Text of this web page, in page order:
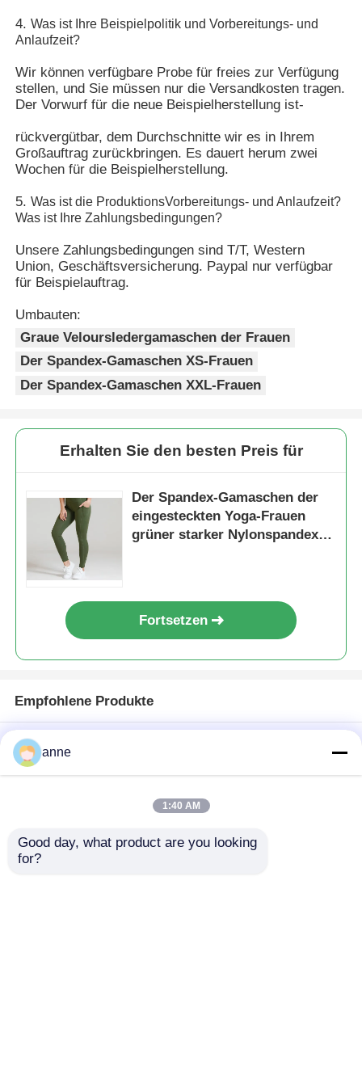
4. Was ist Ihre Beispielpolitik und Vorbereitungs- und
Anlaufzeit?
Wir können verfügbare Probe für freies zur Verfügung
stellen, und Sie müssen nur die Versandkosten tragen.
Der Vorwurf für die neue Beispielherstellung ist-
rückvergütbar, dem Durchschnitte wir es in Ihrem
Großauftrag zurückbringen. Es dauert herum zwei
Wochen für die Beispielherstellung.
5. Was ist die ProduktionsVorbereitungs- und Anlaufzeit?
Was ist Ihre Zahlungsbedingungen?
Unsere Zahlungsbedingungen sind T/T, Western
Union, Geschäftsversicherung. Paypal nur verfügbar
für Beispielauftrag.
Umbauten:
Graue Veloursledergamaschen der Frauen
Der Spandex-Gamaschen XS-Frauen
Der Spandex-Gamaschen XXL-Frauen
Erhalten Sie den besten Preis für
Der Spandex-Gamaschen der
eingesteckten Yoga-Frauen
grüner starker Nylonspandex-
Fortsetzen
Empfohlene Produkte
anne
1:40 AM
Good day, what product are you looking
for?